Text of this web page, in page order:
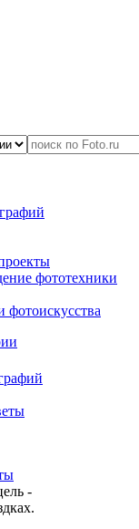
фототехники
фотоискусства
-